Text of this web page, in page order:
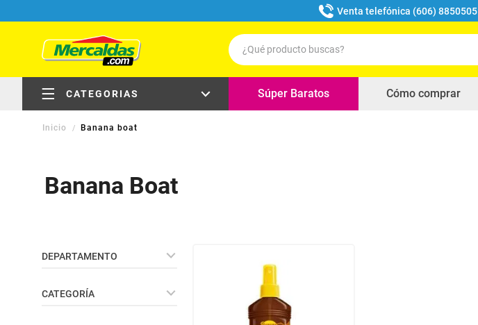
Venta telefónica (606) 8850505
¿Qué producto buscas?
CATEGORIAS
carnes, pollo y pescado
Súper Baratos Cómo comprar
Banana boat
Banana Boat
DEPARTAMENTO
CATEGORÍA
Términos más buscados
Leche
Pollo
Galletas
Arroz